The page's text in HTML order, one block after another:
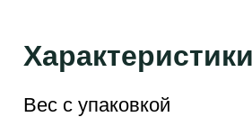
Характеристики
Вес с упаковкой